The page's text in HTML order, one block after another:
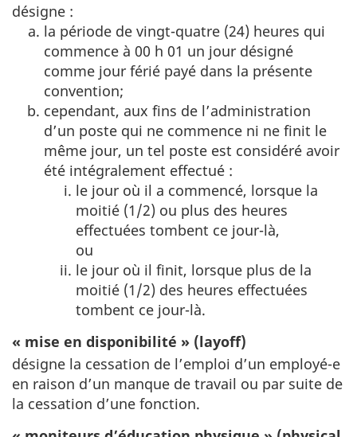
désigne :
la période de vingt-quatre (24) heures qui
commence à 00 h 01 un jour désigné
comme jour férié payé dans la présente
convention;
cependant, aux fins de l’administration
d’un poste qui ne commence ni ne finit le
même jour, un tel poste est considéré avoir
été intégralement effectué :
le jour où il a commencé, lorsque la
moitié (1/2) ou plus des heures
effectuées tombent ce jour-là,
ou
le jour où il finit, lorsque plus de la
moitié (1/2) des heures effectuées
tombent ce jour-là.
« mise en disponibilité » (layoff)
désigne la cessation de l’emploi d’un employé-e
en raison d’un manque de travail ou par suite de
la cessation d’une fonction.